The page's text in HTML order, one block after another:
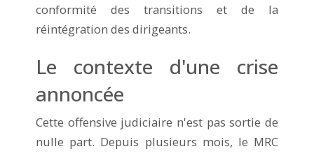
conformité des transitions et de la
réintégration des dirigeants.
Le contexte d'une crise
annoncée
Cette offensive judiciaire n'est pas sortie de
nulle part. Depuis plusieurs mois, le MRC